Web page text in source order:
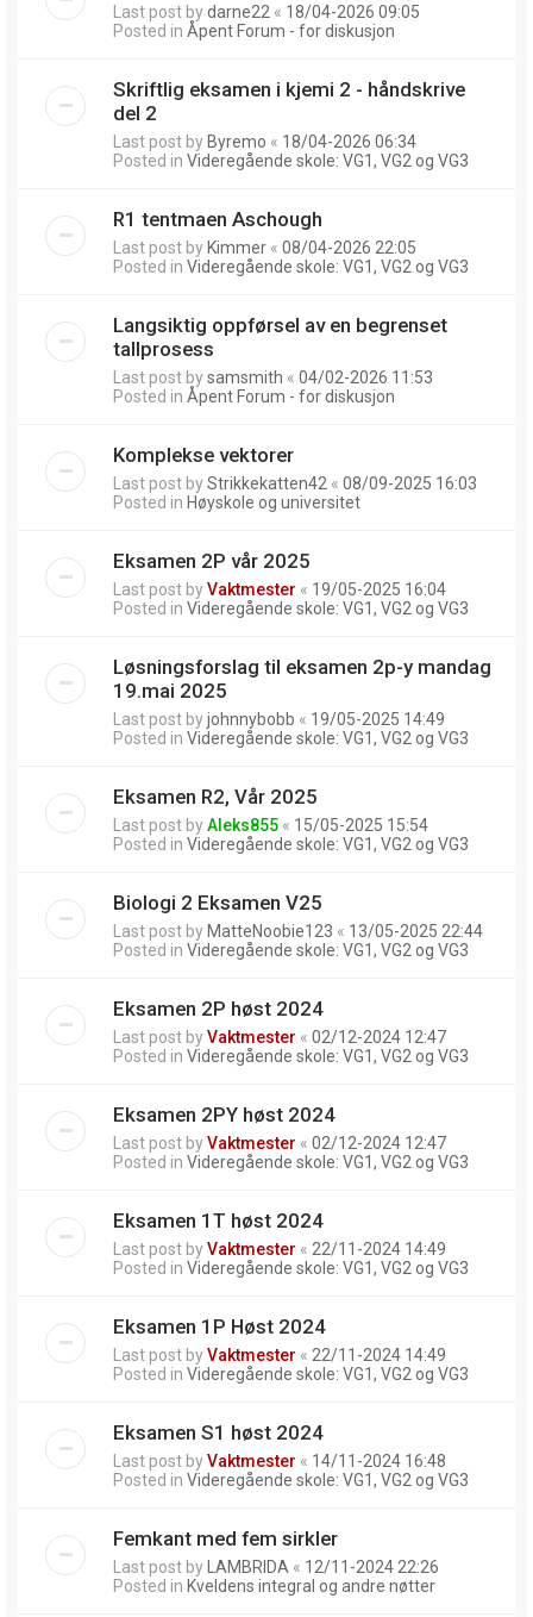
Last post bydarne22 « 18/04-2026 09:05
Posted in Åpent Forum - for diskusjon
Skriftlig eksamen i kjemi 2 - håndskrive
del 2
Last post by Byremo « 18/04-2026 06:34
Posted in Videregående skole: VG1, VG2 og VG3
R1 tentmaen Aschough
Last post by Kimmer « 08/04-2026 22:05
Posted in Videregående skole: VG1, VG2 og VG3
Langsiktig oppførsel av en begrenset
tallprosess
Last post bysamsmith « 04/02-2026 11:53
Posted in Åpent Forum - for diskusjon
Komplekse vektorer
Last post byStrikkekatten42 « 08/09-2025 16:03
Posted in Høyskole og universitet
Eksamen 2P vår 2025
Last post byVaktmester « 19/05-2025 16:04
Posted in Videregående skole: VG1, VG2 og VG3
Løsningsforslag til eksamen 2p-y mandag
19.mai 2025
Last post byjohnnybobb « 19/05-2025 14:49
Posted in Videregående skole: VG1, VG2 og VG3
Eksamen R2, Vår 2025
Last post byAleks855 « 15/05-2025 15:54
Posted in Videregående skole: VG1, VG2 og VG3
Biologi 2 Eksamen V25
Last post by MatteNoobie123 « 13/05-2025 22:44
Posted in Videregående skole: VG1, VG2 og VG3
Eksamen 2P høst 2024
Last post byVaktmester « 02/12-2024 12:47
Posted in Videregående skole: VG1, VG2 og VG3
Eksamen 2PY høst 2024
Last post byVaktmester « 02/12-2024 12:47
Posted in Videregående skole: VG1, VG2 og VG3
Eksamen 1T høst 2024
Last post byVaktmester « 22/11-2024 14:49
Posted in Videregående skole: VG1, VG2 og VG3
Eksamen 1P Høst 2024
Last post byVaktmester « 22/11-2024 14:49
Posted in Videregående skole: VG1, VG2 og VG3
Eksamen S1 høst 2024
Last post byVaktmester « 14/11-2024 16:48
Posted in Videregående skole: VG1, VG2 og VG3
Femkant med fem sirkler
Last post by LAMBRIDA « 12/11-2024 22:26
Posted in Kveldens integral og andre nøtter